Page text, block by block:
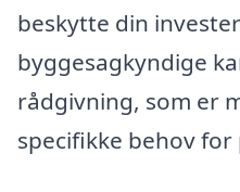
beskytte din
byggesagkyndige
rådgivning, som er
specifikke behov